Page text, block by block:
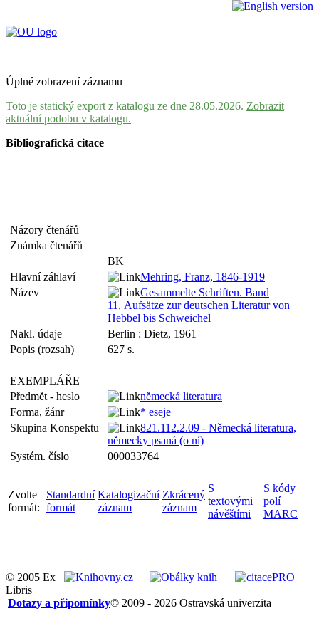
Úplné zobrazení záznamu
Toto je statický export z katalogu ze dne 28.05.2026. Zobrazit
aktuální podobu v katalogu.
Bibliografická citace
Názory čtenářů
Známka čtenářů
BK
Hlavní záhlaví
Mehring, Franz, 1846-1919
Název
Gesammelte Schriften. Band
11, Aufsätze zur deutschen Literatur von
Hebbel bis Schweichel
Nakl. údaje
Berlin : Dietz, 1961
Popis (rozsah)
627 s.
EXEMPLÁŘE
Předmět - heslo
německá literatura
Forma, žánr
* eseje
Skupina Konspektu
821.112.2.09 - Německá literatura,
německy psaná (o ní)
Systém. číslo
000033764
Zvolte
formát:
Standardní
formát
Katalogizační
záznam
Zkrácený
záznam
S
textovými
návěštími
S kódy
polí
MARC
© 2005 Ex
Libris
© 2009 - 2026 Ostravská univerzita
Dotazy a připomínky